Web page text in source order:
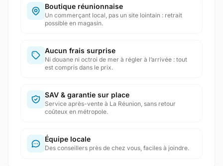
Boutique réunionnaise
Un commerçant local, pas un site lointain : retrait
possible en magasin.
Aucun frais surprise
Ni douane ni octroi de mer à régler à l’arrivée : tout
est compris dans le prix.
SAV & garantie sur place
Service après-vente à La Réunion, sans retour
coûteux en métropole.
Équipe locale
Des conseillers près de chez vous, faciles à joindre.